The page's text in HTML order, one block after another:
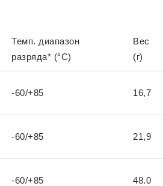
Темп. диапазон
разряда* (°C)
Вес
(г)
-60/+85 16,7
-60/+85 21,9
-60/+85 48.0